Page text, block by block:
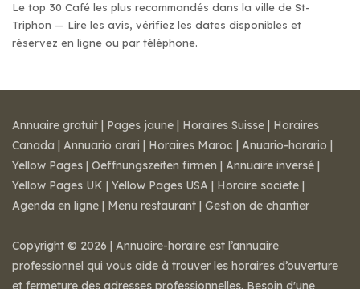
Le top 30 Café les plus recommandés dans la ville de St-
Triphon — Lire les avis, vérifiez les dates disponibles et
réservez en ligne ou par téléphone.
Annuaire gratuit | Pages jaune | Horaires Suisse | Horaires
Canada | Annuario orari | Horaires Maroc | Anuario-horario |
Yellow Pages | Oeffnungszeiten firmen | Annuaire inversé |
Yellow Pages UK | Yellow Pages USA | Horaire societe |
Agenda en ligne | Menu restaurant | Gestion de chantier
Copyright © 2026 | Annuaire-horaire est l’annuaire
professionnel qui vous aide à trouver les horaires d’ouverture
et fermeture des adresses professionnelles. Besoin d'une